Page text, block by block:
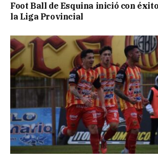
Foot Ball de Esquina inició con
la Liga Provincial